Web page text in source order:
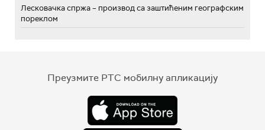
Лесковачка спржа – производ са заштићеним географским
пореклом
Преузмите РТС мобилну апликацију